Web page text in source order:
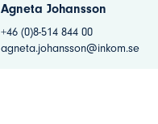
Agneta Johansson
+46 (0)8-514 844 00
agneta.johansson@inkom.se